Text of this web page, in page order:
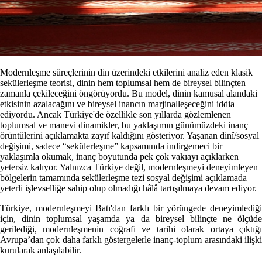
Modernleşme süreçlerinin din üzerindeki etkilerini analiz eden klasik
sekülerleşme teorisi, dinin hem toplumsal hem de bireysel bilinçten
zamanla çekileceğini öngörüyordu. Bu model, dinin kamusal alandaki
etkisinin azalacağını ve bireysel inancın marjinalleşeceğini iddia
ediyordu. Ancak Türkiye'de özellikle son yıllarda gözlemlenen
toplumsal ve manevi dinamikler, bu yaklaşımın günümüzdeki inanç
örüntülerini açıklamakta zayıf kaldığını gösteriyor. Yaşanan dinî/sosyal
değişimi, sadece “sekülerleşme” kapsamında indirgemeci bir
yaklaşımla okumak, inanç boyutunda pek çok vakıayı açıklarken
yetersiz kalıyor. Yalnızca Türkiye değil, modernleşmeyi deneyimleyen
bölgelerin tamamında sekülerleşme tezi sosyal değişimi açıklamada
yeterli işlevselliğe sahip olup olmadığı hâlâ tartışılmaya devam ediyor.
Türkiye, modernleşmeyi Batı'dan farklı bir yörüngede deneyimlediği
için, dinin toplumsal yaşamda ya da bireysel bilinçte ne ölçüde
gerilediği, modernleşmenin coğrafi ve tarihi olarak ortaya çıktığı
Avrupa’dan çok daha farklı göstergelerle inanç-toplum arasındaki ilişki
kurularak anlaşılabilir.